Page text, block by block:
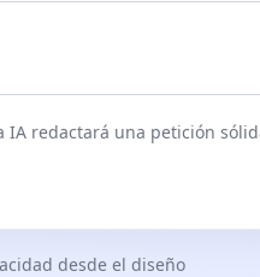
IA redactará una petición
desde el diseño